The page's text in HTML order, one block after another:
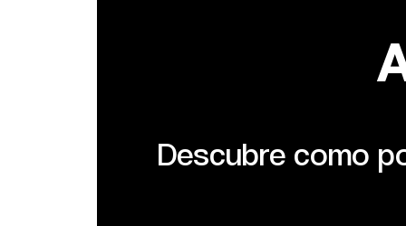
Descubre como